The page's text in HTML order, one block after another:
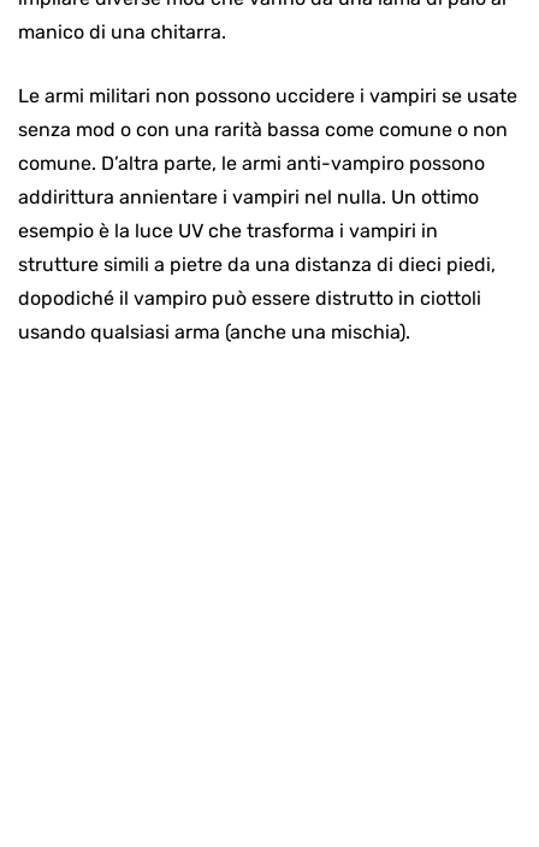
manico di una chitarra.
Le armi militari non possono uccidere i vampiri se usate
senza mod o con una rarità bassa come comune o non
comune. D’altra parte, le armi anti-vampiro possono
addirittura annientare i vampiri nel nulla. Un ottimo
esempio è la luce UV che trasforma i vampiri in
strutture simili a pietre da una distanza di dieci piedi,
dopodiché il vampiro può essere distrutto in ciottoli
usando qualsiasi arma (anche una mischia).